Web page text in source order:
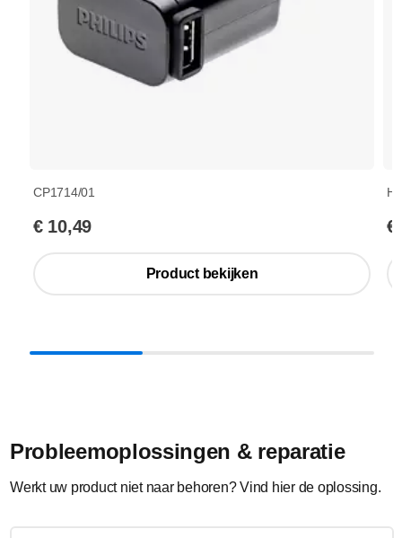
CP1714/01
€ 10,49
Product bekijken
€
Probleemoplossingen & reparatie
Werkt uw product niet naar behoren? Vind hier de oplossing.